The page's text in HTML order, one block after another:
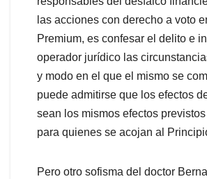
las acciones con derecho a voto
Premium, es confesar el delito e
operador jurídico las
y modo en el que el mismo se
puede admitirse que los efectos
sean los mismos efectos
para quienes se acojan al
Pero otro sofisma del doctor